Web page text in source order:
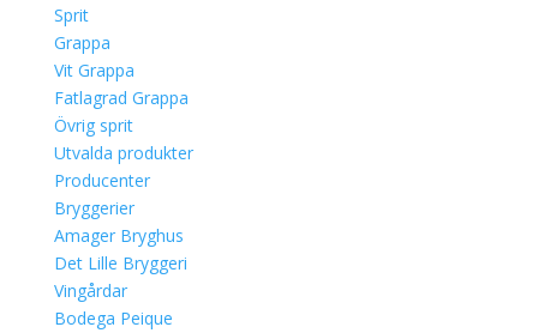
Sprit
Grappa
Vit Grappa
Fatlagrad Grappa
Övrig sprit
Utvalda produkter
Producenter
Bryggerier
Amager Bryghus
Det Lille Bryggeri
Vingårdar
Bodega Peique